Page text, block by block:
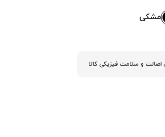
مشکی
اصالت و سلامت فیزیکی کالا